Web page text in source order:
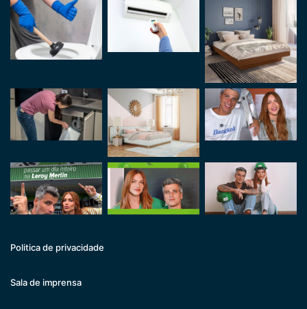
Politica de privacidade
Sala de imprensa